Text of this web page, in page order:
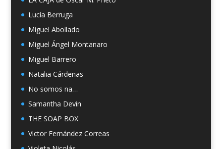
Lucía Berruga
Miguel Abollado
Miguel Ángel Montanaro
Miguel Barrero
Natalia Cárdenas
No somos na…
Samantha Devin
THE SOAP BOX
Victor Fernández Correas